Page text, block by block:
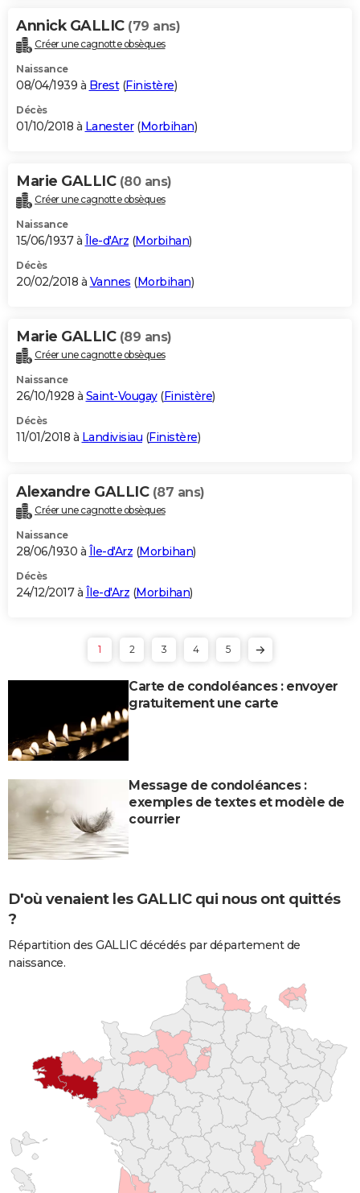
Annick GALLIC (79 ans)
Créer une cagnotte obsèques
Naissance
08/04/1939 à Brest(Finistère)
Décès
01/10/2018 à Lanester(Morbihan)
Marie GALLIC (80 ans)
Créer une cagnotte obsèques
Naissance
15/06/1937 à Île-d'Arz (Morbihan)
Décès
20/02/2018 à Vannes (Morbihan)
Marie GALLIC (89 ans)
Créer une cagnotte obsèques
Naissance
26/10/1928 à Saint-Vougay(Finistère)
Décès
11/01/2018 à Landivisiau (Finistère)
Alexandre GALLIC (87 ans)
Créer une cagnotte obsèques
Naissance
28/06/1930 à Île-d'Arz (Morbihan)
Décès
24/12/2017 à Île-d'Arz (Morbihan)
1 2 3 4 5
Carte de condoléances : envoyer
gratuitement une carte
Message de condoléances :
exemples de textes et modèle de
courrier
D'où venaient les GALLIC qui nous ont quittés
?
Répartition des GALLIC décédés par département de
naissance.